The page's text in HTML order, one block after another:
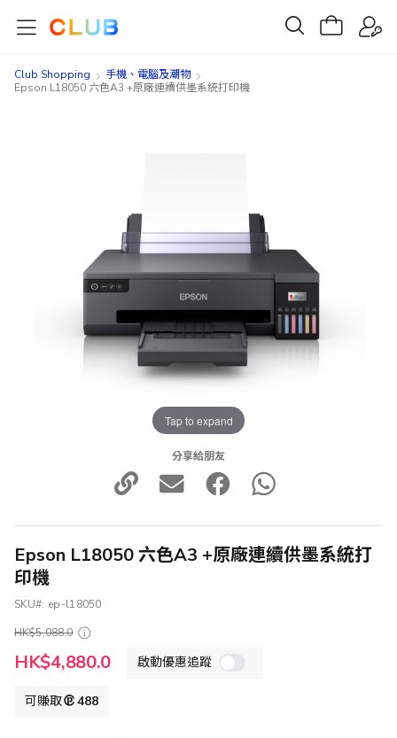
Club Shopping
手機、電腦及潮物
Epson L18050 六色A3 +原廠連續供墨系統打印機
Tap to expand
分享給朋友
Epson L18050 六色A3 +原廠連續供墨系統打
印機
SKU
ep-l18050
HK$5,088.0
特
殊
HK$4,880.0 啟動優惠追蹤
可賺取 488